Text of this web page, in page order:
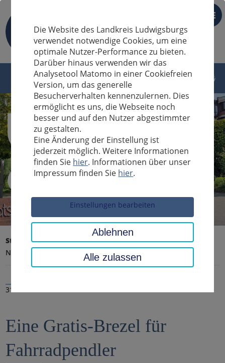
DE
Sucheingabe
Startseite Landratsamt, Landkreis
Aktuelles
Nachrichten
31.05.2022
Eine Gratis-Brezel für
Fahrradpendler
Die Website des Landkreis Ludwigsburgs
verwendet notwendige Cookies, um eine
optimale Nutzer-Performance zu bieten.
Darüber hinaus verwenden wir das
Analysetool Matomo in einer Cookiefreien
Version, um das generelle
Besucherverhalten kennenzulernen. Dies
ermöglicht es uns, die Webseite noch
besser und auf den Nutzer abgestimmter
zu gestalten.
Eine Änderung der Einstellung ist
jederzeit möglich. Weitere Informationen
finden Sie hier. Informationen über unser
Impressum finden Sie hier.
Einstellungen bearbeiten
Ablehnen
Alle zulassen